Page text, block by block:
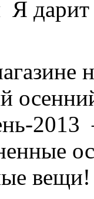
Я
вещи!